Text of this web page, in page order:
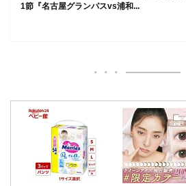
1節『名古屋グランパスvs浦和...